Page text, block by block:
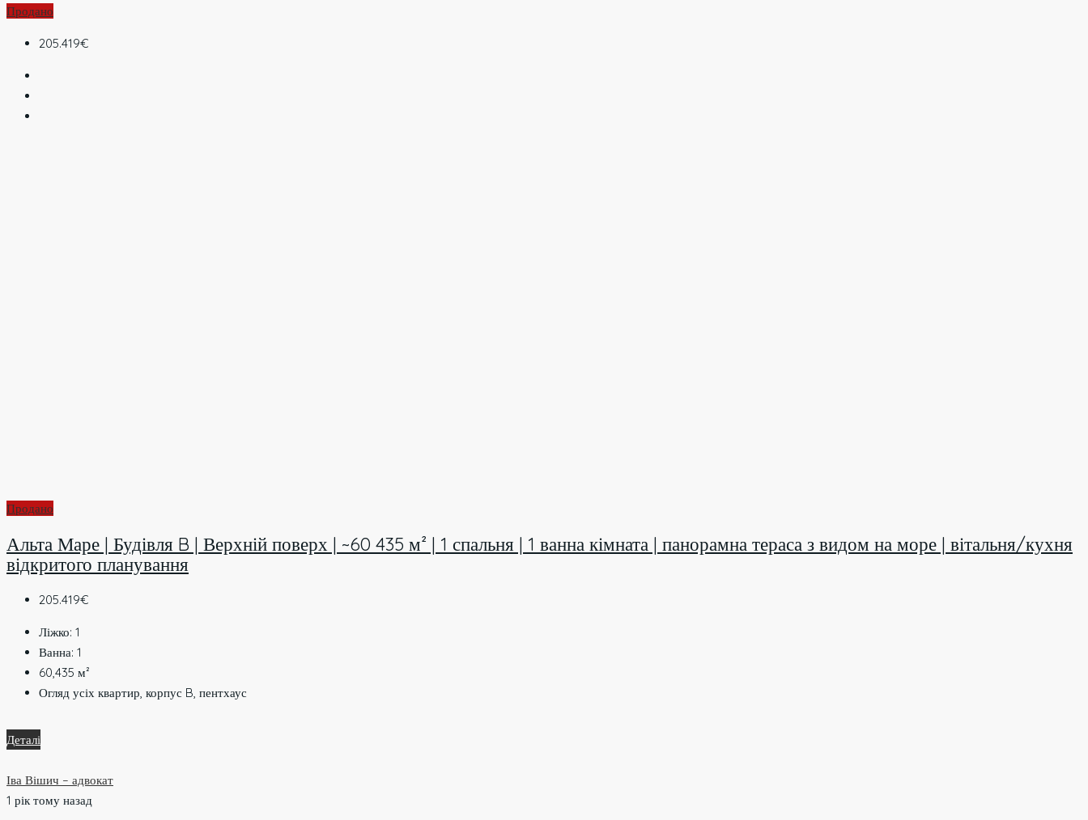
Продано
205.419€
Продано
Альта Маре | Будівля B | Верхній поверх | ~60 435 м² | 1 спальня | 1 ванна кімната | панорамна тераса з видом на море | вітальня/кухня
відкритого планування
205.419€
Ліжко: 1
Ванна: 1
60,435 м²
Огляд усіх квартир, корпус B, пентхаус
Деталі
Іва Вішич – адвокат
1 рік тому назад